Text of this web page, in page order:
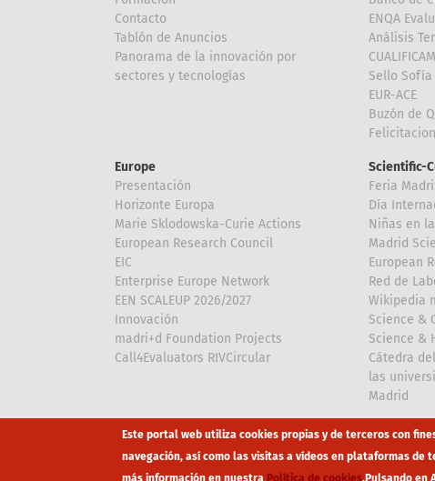
Contacto
Tablón de Anuncios
Panorama de la innovación por
sectores y tecnologías
ENQA
Análisis
CUALIFICAM
Sello Sofía
EUR-ACE
Buzón de
Europe
Presentación
Horizonte Europa
Marie Sklodowska-Curie Actions
European Research Council
EIC
Enterprise Europe Network
EEN SCALEUP 2026/2027
Innovación
madri+d Foundation Projects
Call4Evaluators RIVCircular
Scientific-
Feria
Día
Niñas en
Madrid
European
Red de
Wikipedia
Science &
Science &
Cátedra
las
Madrid
Array Array
Este portal web utiliza cookies propias y de terceros con
navegación, así como las visitas a vídeos en plataformas
más información en nuestra Política de cookies.Pulsando en